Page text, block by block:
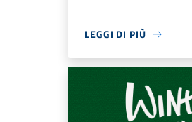
LEGGI DI PIÙ